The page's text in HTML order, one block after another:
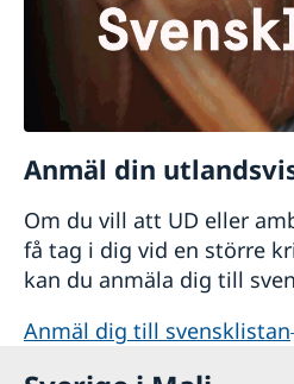
Anmäl din
Om du vill att UD eller
få tag i dig vid en större
kan du anmäla dig till
Anmäl dig till svensklistan